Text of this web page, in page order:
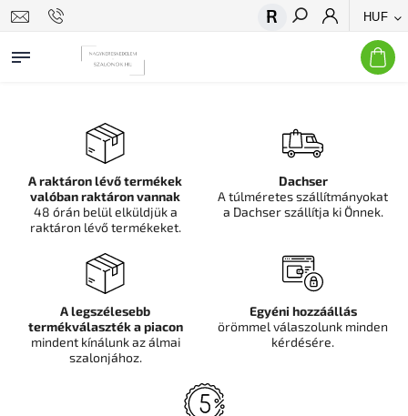
HUF
Keresés
A raktáron lévő termékek
valóban raktáron vannak
48 órán belül elküldjük a
raktáron lévő termékeket.
Dachser
A túlméretes szállítmányokat
a Dachser szállítja ki Önnek.
A legszélesebb
termékválaszték a piacon
mindent kínálunk az álmai
szalonjához.
Egyéni hozzáállás
örömmel válaszolunk minden
kérdésére.